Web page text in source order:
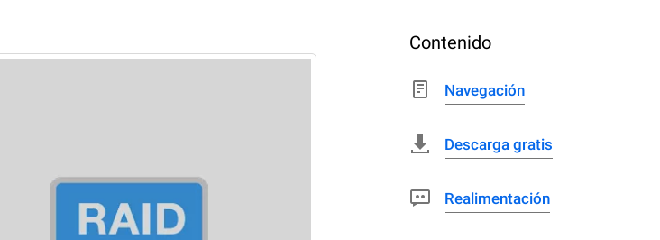
Contenido
Navegación
Descarga gratis
Realimentación